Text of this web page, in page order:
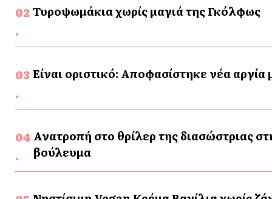
Τυροψωμάκια χωρίς μαγιά της Γκόλφως
Είναι οριστικό: Αποφασίστηκε νέα
Ανατροπή στο θρίλερ της διασώστριας
βούλευμα